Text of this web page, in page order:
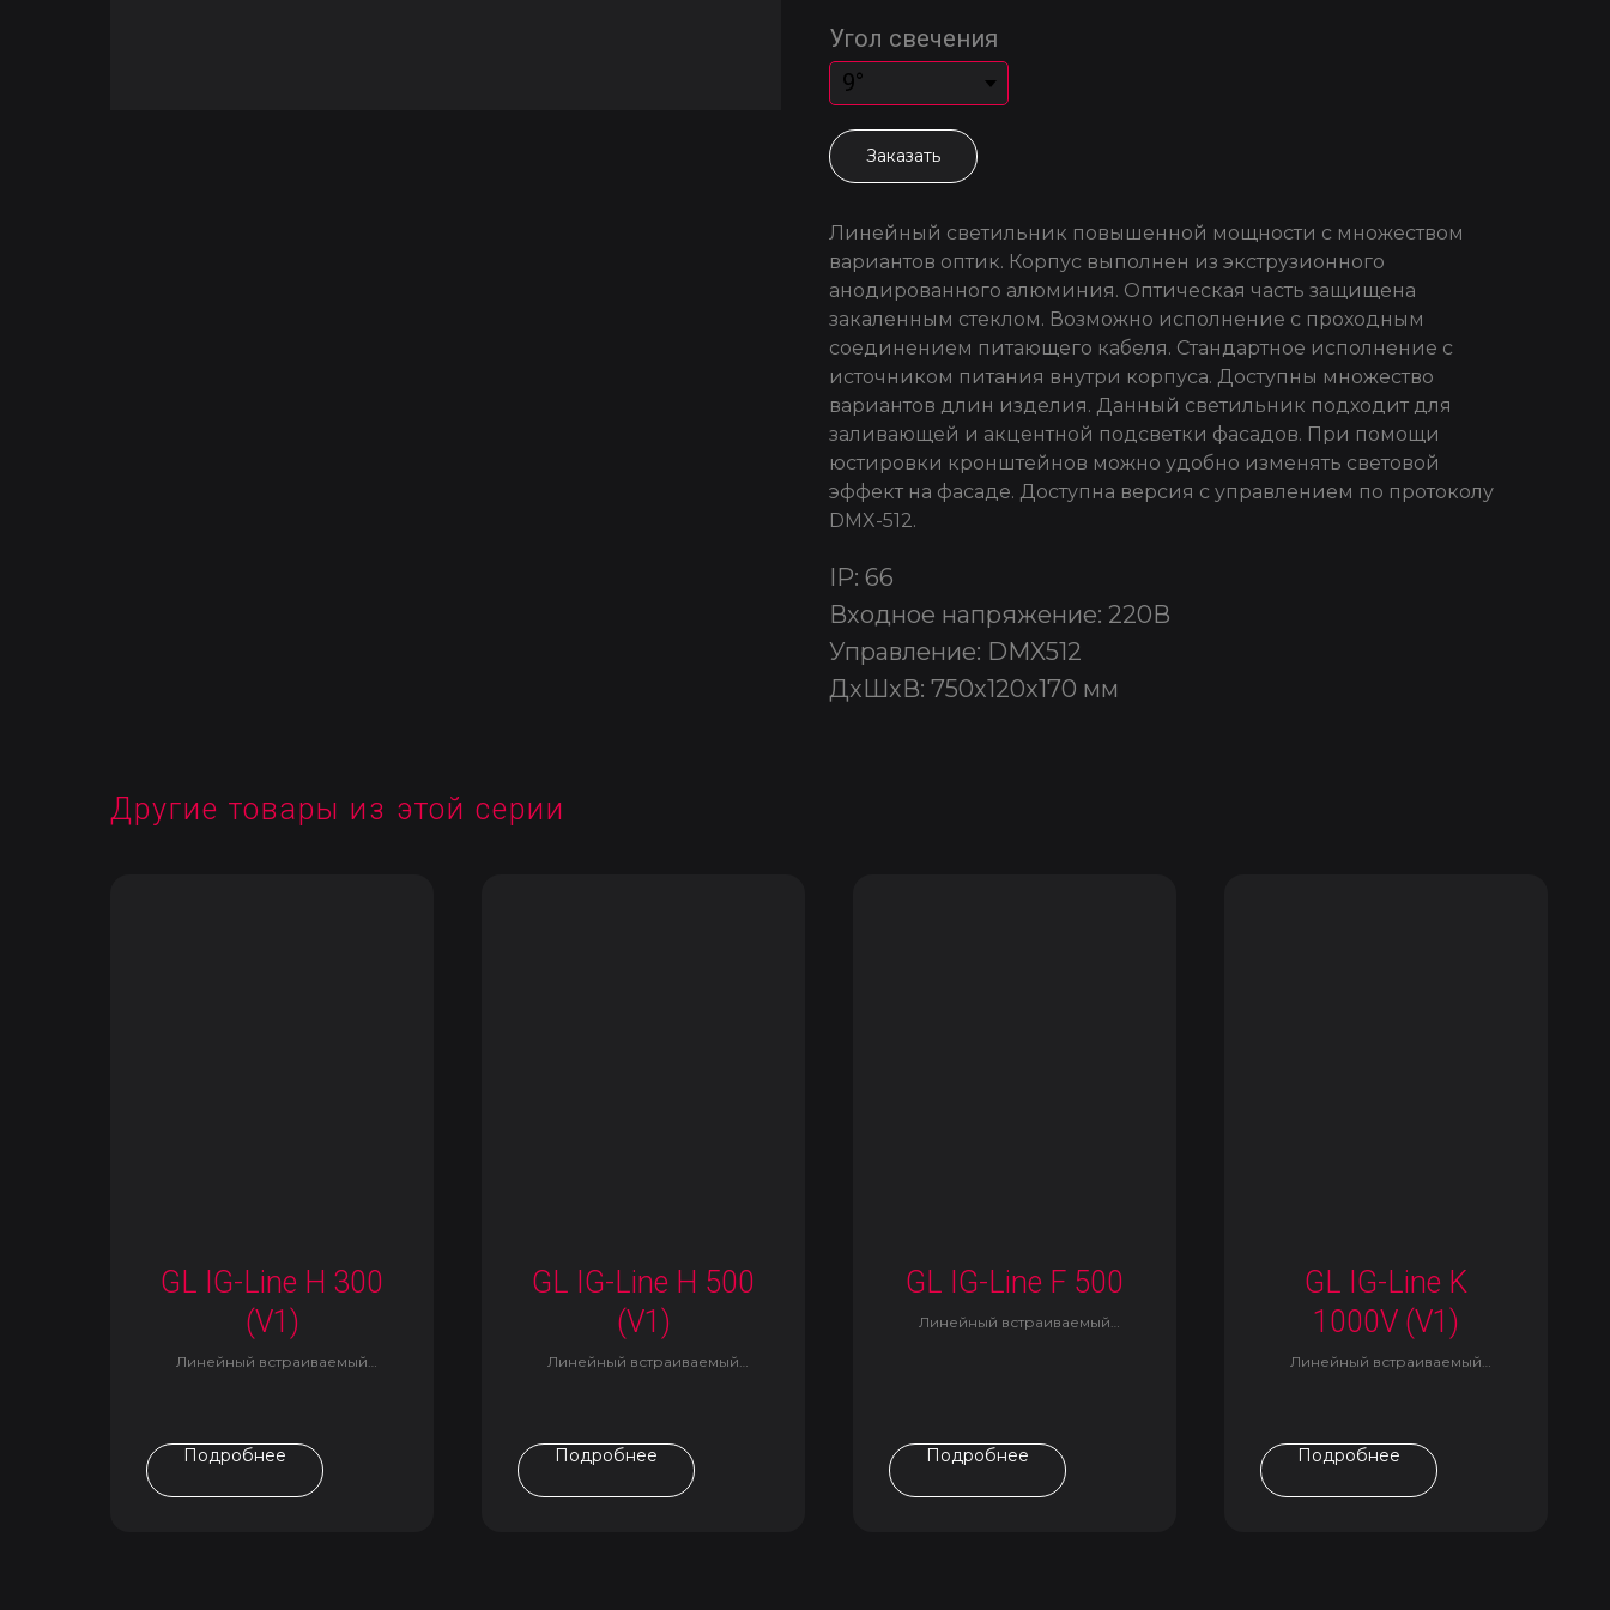
Угол свечения
Заказать
Линейный светильник повышенной мощности с множеством
вариантов оптик. Корпус выполнен из экструзионного
анодированного алюминия. Оптическая часть защищена
закаленным стеклом. Возможно исполнение с проходным
соединением питающего кабеля. Стандартное исполнение с
источником питания внутри корпуса. Доступны множество
вариантов длин изделия. Данный светильник подходит для
заливающей и акцентной подсветки фасадов. При помощи
юстировки кронштейнов можно удобно изменять световой
эффект на фасаде. Доступна версия с управлением по протоколу
DMX-512.
IP: 66
Входное напряжение: 220В
Управление: DMX512
ДxШxВ: 750x120x170 мм
Другие товары из этой серии
GL IG-Line H 300
(V1)
Линейный встраиваемый
Подробнее
GL IG-Line H 500
(V1)
Линейный встраиваемый
Подробнее
GL IG-Line F 500
Линейный встраиваемый
Подробнее
GL IG-Line K
1000V (V1)
Линейный встраиваемый
Подробнее